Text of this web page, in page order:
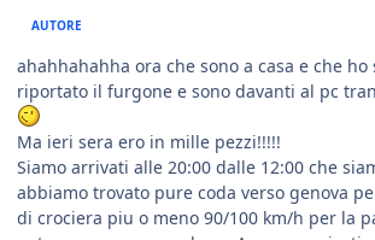
AUTORE
ahahhahahha ora che sono a casa e che
riportato il furgone e sono davanti al pc
Ma ieri sera ero in mille pezzi!!!!!
Siamo arrivati alle 20:00 dalle 12:00 che
abbiamo trovato pure coda verso genova
di crociera piu o meno 90/100 km/h per la